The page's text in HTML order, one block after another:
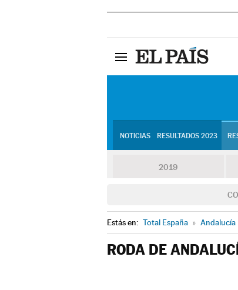
NOTICIAS RESULTADOS 2023
2019
Estás en: Total España » Andalucía
RODA DE